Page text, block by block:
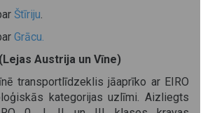
Štīriju.
Grācu.
Austrija un Vīne)
transportlīdzeklis jāaprīko ar EIRO
kategorijas uzlīmi. Aizliegts